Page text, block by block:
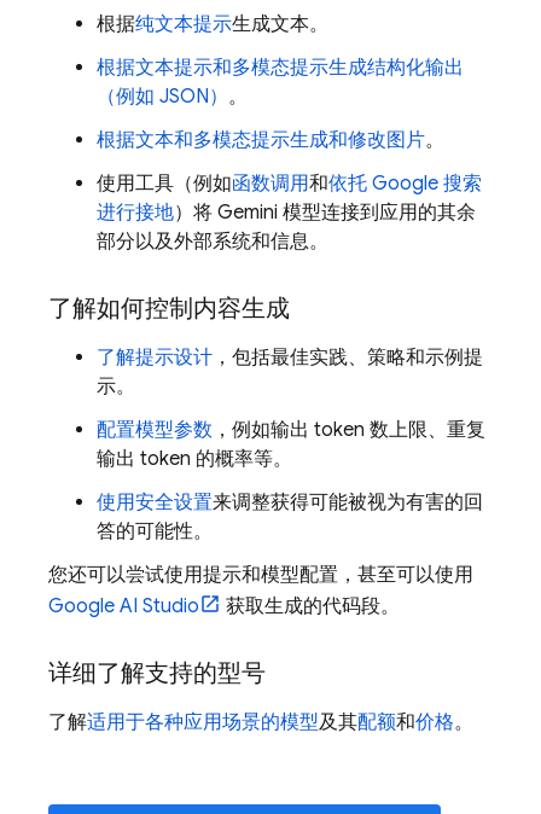
根据纯文本提示生成文本。
根据文本提示和多模态提示生成结构化输出
（例如 JSON） 。
根据文本和多模态提示生成和修改图片。
使用工具（例如函数调用和依托 Google 搜索
进行接地）将 Gemini 模型连接到应用的其余
部分以及外部系统和信息。
了解如何控制内容生成
了解提示设计 ，包括最佳实践、策略和示例提
示。
配置模型参数 ，例如输出 token 数上限、重复
输出 token 的概率等。
使用安全设置来调整获得可能被视为有害的回
答的可能性。
您还可以尝试使用提示和模型配置，甚至可以使用
Google AI Studio
获取生成的代码段。
详细了解支持的型号
了解适用于各种应用场景的模型及其配额和价格。